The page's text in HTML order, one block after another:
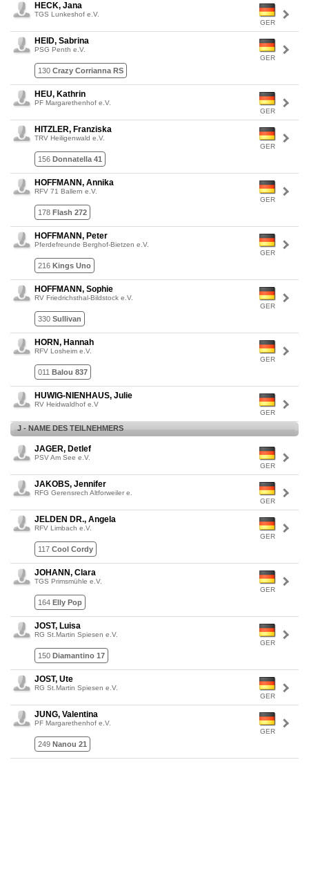
GER
HECK, Jana
TGS Lunkeshof e.V.
GER
HEID, Sabrina
PSG Penth e.V.
130 Crazy Corrianna RS
GER
HEU, Kathrin
PF Margarethenhof e.V.
GER
HITZLER, Franziska
TRV Heiligenwald e.V.
156 Donnatella 41
GER
HOFFMANN, Annika
RFV 71 Ballern e.V.
178 Flash 272
GER
HOFFMANN, Peter
Pferdefreunde Berghof-Bietzen e.V.
216 Kings Uno
GER
HOFFMANN, Sophie
RV Friedrichsthal-Bildstock e.V.
330 Sullivan
GER
HORN, Hannah
RFV Losheim e.V.
011 Balou 837
GER
HUWIG-NIENHAUS, Julie
RV Heidwaldhof e.V
J - NAME DES TEILNEHMERS
GER
JAGER, Detlef
PSV Am See e.V.
GER
JAKOBS, Jennifer
RFG Gerensrech Altforweiler e.
GER
JELDEN DR., Angela
RFV Limbach e.V.
117 Cool Cordy
GER
JOHANN, Clara
TGS Primsmühle e.V.
164 Elly Pop
GER
JOST, Luisa
RG St.Martin Spiesen e.V.
150 Diamantino 17
GER
JOST, Ute
RG St.Martin Spiesen e.V.
GER
JUNG, Valentina
PF Margarethenhof e.V.
249 Nanou 21